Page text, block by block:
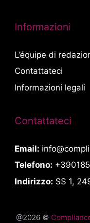
Informazioni
L’équipe di
Contattateci
Informazioni legali
Contattateci
Email:
Telefono:
Indirizzo: SS 1,
@2026 ©